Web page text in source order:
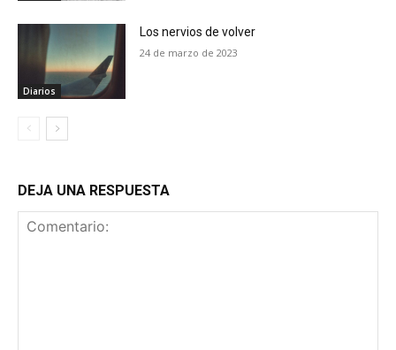
Diarios
Los nervios de volver
24 de marzo de 2023
DEJA UNA RESPUESTA